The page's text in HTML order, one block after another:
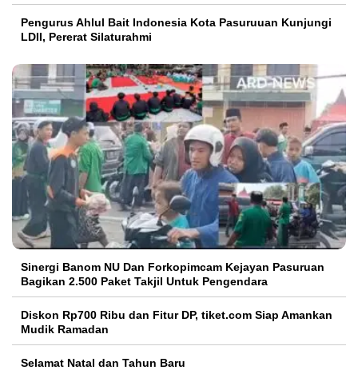
Pengurus Ahlul Bait Indonesia Kota Pasuruuan Kunjungi
LDII, Pererat Silaturahmi
Sinergi Banom NU Dan Forkopimcam Kejayan Pasuruan
Bagikan 2.500 Paket Takjil Untuk Pengendara
Diskon Rp700 Ribu dan Fitur DP, tiket.com Siap Amankan
Mudik Ramadan
Selamat Natal dan Tahun Baru